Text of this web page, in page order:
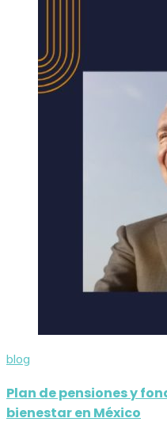
blog
Plan de pensiones y
bienestar en México